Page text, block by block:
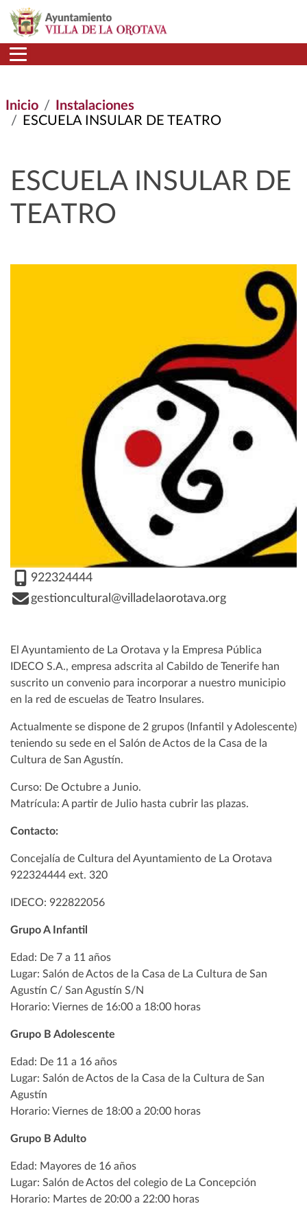
Pasar al contenido principal
Inicio
Instalaciones
ESCUELA INSULAR DE TEATRO
ESCUELA INSULAR DE
TEATRO
922324444
gestioncultural@villadelaorotava.org
El Ayuntamiento de La Orotava y la Empresa Pública
IDECO S.A., empresa adscrita al Cabildo de Tenerife han
suscrito un convenio para incorporar a nuestro municipio
en la red de escuelas de Teatro Insulares.
Actualmente se dispone de 2 grupos (Infantil y Adolescente)
teniendo su sede en el Salón de Actos de la Casa de la
Cultura de San Agustín.
Curso: De Octubre a Junio.
Matrícula: A partir de Julio hasta cubrir las plazas.
Contacto:
Concejalía de Cultura del Ayuntamiento de La Orotava
922324444 ext. 320
IDECO: 922822056
Grupo A Infantil
Edad: De 7 a 11 años
Lugar: Salón de Actos de la Casa de La Cultura de San
Agustín C/ San Agustín S/N
Horario: Viernes de 16:00 a 18:00 horas
Grupo B Adolescente
Edad: De 11 a 16 años
Lugar: Salón de Actos de la Casa de la Cultura de San
Agustín
Horario: Viernes de 18:00 a 20:00 horas
Grupo B Adulto
Edad: Mayores de 16 años
Lugar: Salón de Actos del colegio de La Concepción
Horario: Martes de 20:00 a 22:00 horas